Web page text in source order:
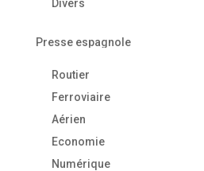
Divers
Presse espagnole
Routier
Ferroviaire
Aérien
Economie
Numérique